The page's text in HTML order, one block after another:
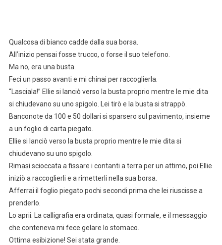
Qualcosa di bianco cadde dalla sua borsa.
All’inizio pensai fosse trucco, o forse il suo telefono.
Ma no, era una busta.
Feci un passo avanti e mi chinai per raccoglierla.
“Lasciala!” Ellie si lanciò verso la busta proprio mentre le mie dita
si chiudevano su uno spigolo. Lei tirò e la busta si strappò.
Banconote da 100 e 50 dollari si sparsero sul pavimento, insieme
a un foglio di carta piegato.
Ellie si lanciò verso la busta proprio mentre le mie dita si
chiudevano su uno spigolo.
Rimasi scioccata a fissare i contanti a terra per un attimo, poi Ellie
iniziò a raccoglierli e a rimetterli nella sua borsa.
Afferrai il foglio piegato pochi secondi prima che lei riuscisse a
prenderlo.
Lo aprii. La calligrafia era ordinata, quasi formale, e il messaggio
che conteneva mi fece gelare lo stomaco.
Ottima esibizione! Sei stata grande.